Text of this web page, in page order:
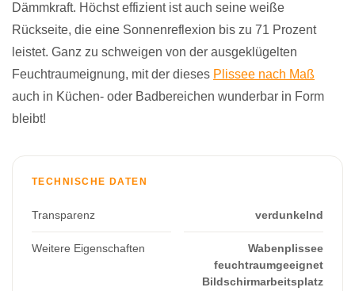
Dämmkraft. Höchst effizient ist auch seine weiße
Rückseite, die eine Sonnenreflexion bis zu 71 Prozent
leistet. Ganz zu schweigen von der ausgeklügelten
Feuchtraumeignung, mit der dieses Plissee nach Maß
auch in Küchen- oder Badbereichen wunderbar in Form
bleibt!
TECHNISCHE DATEN
Transparenz verdunkelnd
Weitere Eigenschaften
Wabenplissee
feuchtraumgeeignet
Bildschirmarbeitsplatz